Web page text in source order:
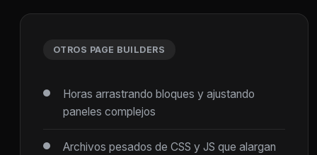
OTROS PAGE BUILDERS
Horas arrastrando bloques y ajustando
paneles complejos
Archivos pesados de CSS y JS que alargan